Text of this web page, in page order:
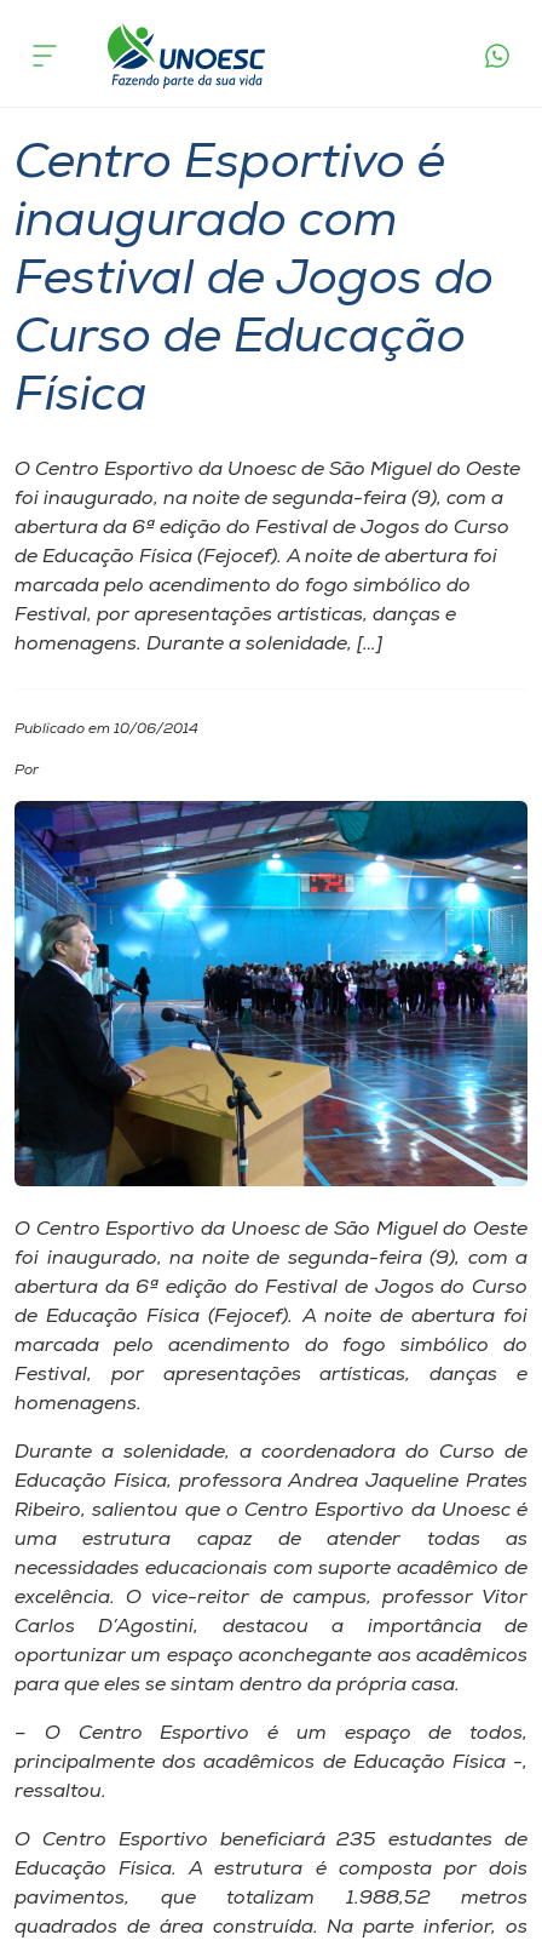
Cursos
Pesquisa
Atendimento ao Estudante
Portal de Ensino
Internacionalização
I.nova
Cultura
CPA
Biblioteca
Editora
Rádio
Unoesc
Selecione
acontece
Centro Esportivo é
inaugurado com
Festival de Jogos do
Curso de Educação
Física
O Centro Esportivo da Unoesc de São Miguel do Oeste
foi inaugurado, na noite de segunda-feira (9), com a
abertura da 6ª edição do Festival de Jogos do Curso
de Educação Física (Fejocef). A noite de abertura foi
marcada pelo acendimento do fogo simbólico do
Festival, por apresentações artísticas, danças e
homenagens. Durante a solenidade, […]
Publicado em 10/06/2014
Por
O Centro Esportivo da Unoesc de São Miguel do Oeste
foi inaugurado, na noite de segunda-feira (9), com a
abertura da 6ª edição do Festival de Jogos do Curso
de Educação Física (Fejocef). A noite de abertura foi
marcada pelo acendimento do fogo simbólico do
Festival, por apresentações artísticas, danças e
homenagens.
Durante a solenidade, a coordenadora do Curso de
Educação Física, professora Andrea Jaqueline Prates
Ribeiro, salientou que o Centro Esportivo da Unoesc é
uma estrutura capaz de atender todas as
necessidades educacionais com suporte acadêmico de
excelência. O vice-reitor de campus, professor Vitor
Carlos D’Agostini, destacou a importância de
oportunizar um espaço aconchegante aos acadêmicos
para que eles se sintam dentro da própria casa.
– O Centro Esportivo é um espaço de todos,
principalmente dos acadêmicos de Educação Física -,
ressaltou.
O Centro Esportivo beneficiará 235 estudantes de
Educação Física. A estrutura é composta por dois
pavimentos, que totalizam 1.988,52 metros
quadrados de área construída. Na parte inferior, os